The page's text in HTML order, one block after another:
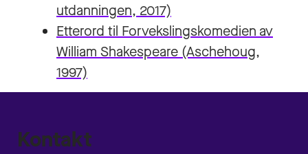
utdanningen, 2017)
Etterord til Forvekslingskomedien av
William Shakespeare (Aschehoug,
1997)
Kontakt